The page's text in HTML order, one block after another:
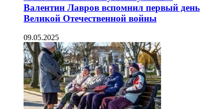
Валентин Лавров вспомнил первый день
Великой Отечественной войны
09.05.2025